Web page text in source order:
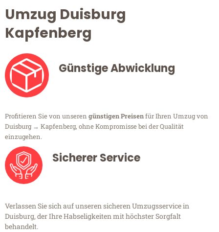
Umzug Duisburg
Kapfenberg
Günstige Abwicklung
Profitieren Sie von unseren günstigen Preisenfür Ihren Umzug von
Duisburg → Kapfenberg, ohne Kompromisse bei der Qualität
einzugehen.
Sicherer Service
Verlassen Sie sich auf unseren sicheren Umzugsservice in
Duisburg, der Ihre Habseligkeiten mit höchster Sorgfalt
behandelt.